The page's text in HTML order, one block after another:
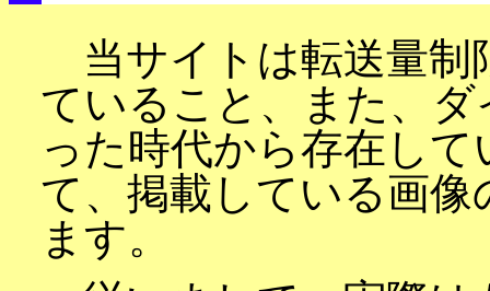
当サイトは転送量制
ていること、また、
った時代から存在し
て、掲載している画
ます。